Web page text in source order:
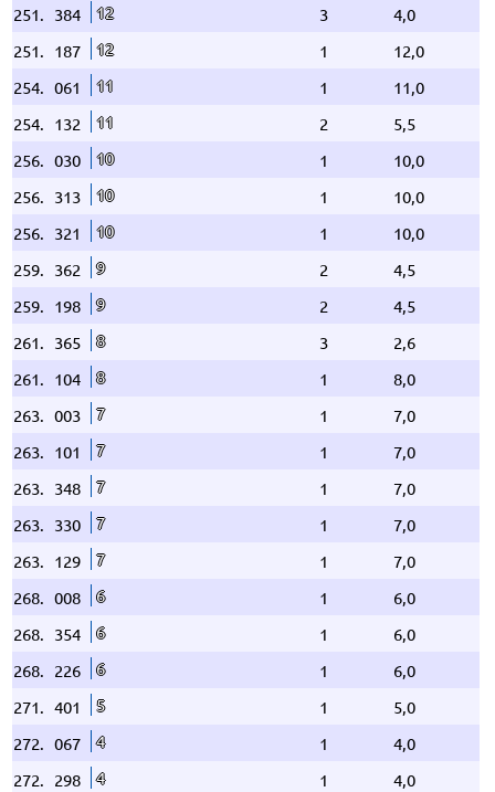
251. 384 12 3
4,0
251. 187 12 1
12,0
254. 061 11 1
11,0
254. 132 11 2
5,5
256. 030 10 1
10,0
256. 313 10 1
10,0
256. 321 10 1
10,0
259. 362 9 2
4,5
259. 198 9 2
4,5
261. 365 8 3
2,6
261. 104 8 1
8,0
263. 003 7 1
7,0
263. 101 7 1
7,0
263. 348 7 1
7,0
263. 330 7 1
7,0
263. 129 7 1
7,0
268. 008 6 1
6,0
268. 354 6 1
6,0
268. 226 6 1
6,0
271. 401 5 1
5,0
272. 067 4 1
4,0
272. 298 4 1 4,0